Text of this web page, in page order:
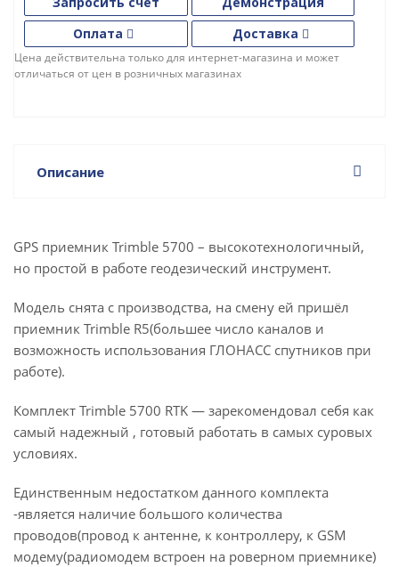
Оплата
Доставка
Цена действительна только для интернет-магазина и может
отличаться от цен в розничных магазинах
Описание
GPS приемник Trimble 5700 – высокотехнологичный,
но простой в работе геодезический инструмент.
Модель снята с производства, на смену ей пришёл
приемник Trimble R5(большее число каналов и
возможность использования ГЛОНАСС спутников при
работе).
Комплект Trimble 5700 RTK ― зарекомендовал себя как
самый надежный , готовый работать в самых суровых
условиях.
Единственным недостатком данного комплекта
-является наличие большого количества
проводов(провод к антенне, к контроллеру, к GSM
модему(радиомодем встроен на роверном приемнике)